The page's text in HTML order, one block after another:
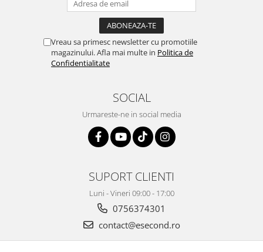
Accesorii animale de companie
Igiena animale de companie
Mobila si transport animale de
Zgarzi, lese si hamuri
Desktop PC & Monitoare
Imprimante, Scanere &
Vreau sa primesc newsletter cu promotiile
magazinului. Afla mai multe in Politica de
Confidentialitate
SOCIAL
Urmareste-ne in social media
SUPORT CLIENTI
Luni - Vineri 09:00 - 17:00
0756374301
contact@esecond.ro